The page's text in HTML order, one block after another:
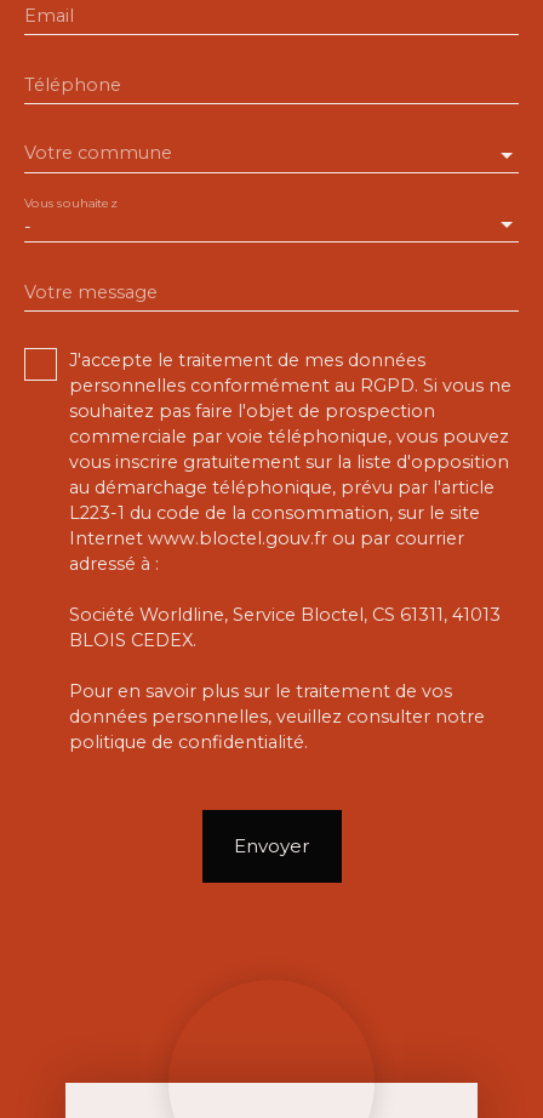
Email
Téléphone
Votre commune
-
Vous souhaitez
Votre message
J'accepte le traitement de mes données
personnelles conformément au RGPD. Si vous ne
souhaitez pas faire l'objet de prospection
commerciale par voie téléphonique, vous pouvez
vous inscrire gratuitement sur la liste d'opposition
au démarchage téléphonique, prévu par l'article
L223-1 du code de la consommation, sur le site
Internet www.bloctel.gouv.fr ou par courrier
adressé à :
Société Worldline, Service Bloctel, CS 61311, 41013
BLOIS CEDEX.
Pour en savoir plus sur le traitement de vos
données personnelles, veuillez consulter notre
politique de confidentialité.
Envoyer